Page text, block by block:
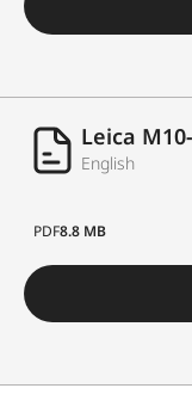
Leica
English
PDF8.8 MB